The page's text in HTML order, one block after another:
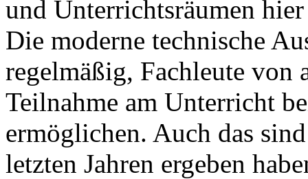
und Unterrichtsräumen
Die moderne technische
regelmäßig, Fachleute von
Teilnahme am Unterricht
ermöglichen. Auch das
letzten Jahren ergeben